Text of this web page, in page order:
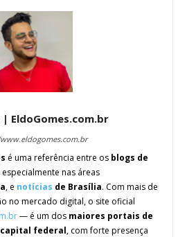
EldoGomes.com.br
é uma referência entre os blogs de
especialmente nas áreas
, e notícias de Brasília. Com mais de
no mercado digital, o site oficial
— é um dos maiores portais de
federal, com forte presença